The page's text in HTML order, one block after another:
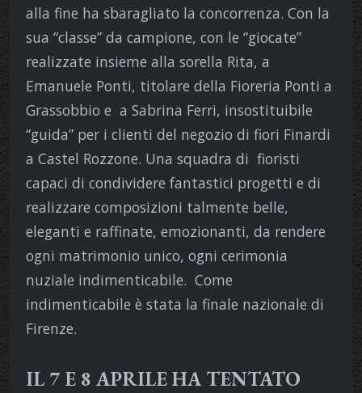
alla fine ha sbaragliato la concorrenza. Con la
sua “classe” da campione, con le “giocate”
realizzate insieme alla sorella Rita, a
Emanuele Ponti, titolare della Fioreria Ponti a
Grassobbio e a Sabrina Ferri, insostituibile
“guida” per i clienti del negozio di fiori Finardi
a Castel Rozzone. Una squadra di fioristi
capaci di condividere fantastici progetti e di
realizzare composizioni talmente belle,
eleganti e raffinate, emozionanti, da rendere
ogni matrimonio unico, ogni cerimonia
nuziale indimenticabile. Come
indimenticabile è stata la finale nazionale di
Firenze.
IL 7 E 8 APRILE HA TENTATO